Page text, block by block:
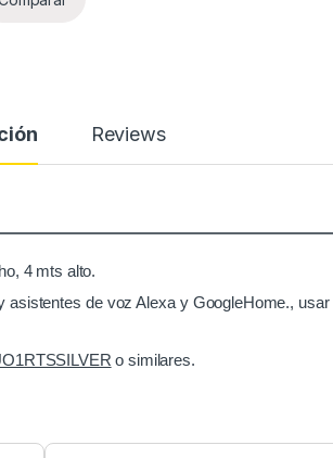
Reviews
4 mts alto.
asistentes de voz Alexa y GoogleHome.,
o similares.